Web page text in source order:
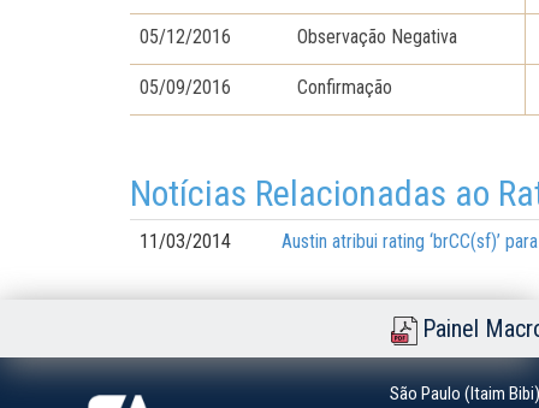
05/12/2016 Observação Negativa
05/09/2016 Confirmação
Notícias Relacionadas ao
11/03/2014 Austin atribui rating ‘brCC(sf)’
Painel
São Paulo (Itaim Bibi)